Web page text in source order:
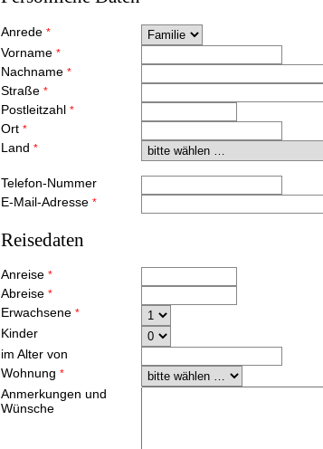
Anrede *
Vorname *
Nachname *
Straße *
Postleitzahl *
Ort *
Land *
Telefon-Nummer
E-Mail-Adresse *
Reisedaten
Anreise *
Abreise *
Erwachsene *
Kinder
im Alter von
Wohnung *
Anmerkungen und
Wünsche